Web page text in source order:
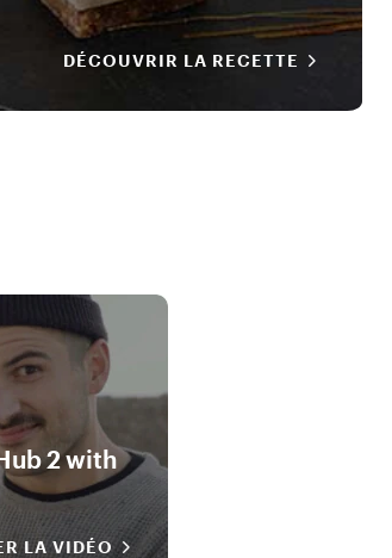
DÉCOUVRIR LA RECETTE
2 with
LA VIDÉO